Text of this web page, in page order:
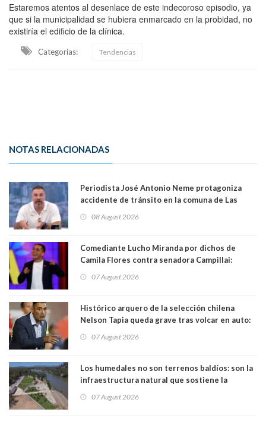
Estaremos atentos al desenlace de este indecoroso episodio, ya
que si la municipalidad se hubiera enmarcado en la probidad, no
existiría el edificio de la clínica.
Categorias: Tendencias
NOTAS RELACIONADAS
Periodista José Antonio Neme protagoniza
accidente de tránsito en la comuna de Las
08 August 2026
Comediante Lucho Miranda por dichos de
Camila Flores contra senadora Campillai:
forma de quitar dignidad"
07 August 2026
Histórico arquero de la selección chilena
Nelson Tapia queda grave tras volcar en auto:
07 August 2026
Los humedales no son terrenos baldíos: son la
infraestructura natural que sostiene la
07 August 2026